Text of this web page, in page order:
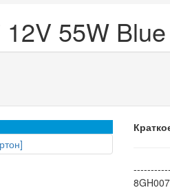
55W Blue